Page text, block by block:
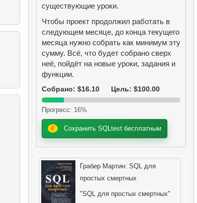
существующие уроки.
Чтобы проект продолжил работать в
следующем месяце, до конца текущего
месяца нужно собрать как минимум эту
сумму. Всё, что будет собрано сверх
неё, пойдёт на новые уроки, задания и
функции.
Собрано: $16.10
Цель: $100.00
Прогресс: 16%
₽ Сохранить SQLtest бесплатным
Грабер Мартин: SQL для
простых смертных
"SQL для простых смертных"